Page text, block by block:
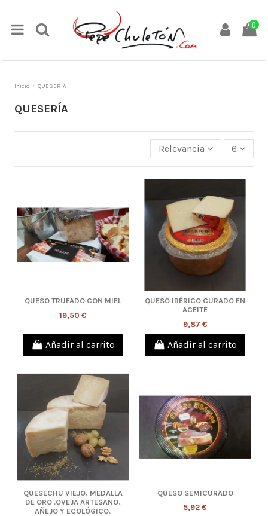
0
Inicio QUESERÍA
QUESERÍA
Relevancia 6
QUESO TRUFADO CON MIEL
19,50 €
Añadir al carrito
QUESO IBÉRICO CURADO EN
ACEITE
9,87 €
Añadir al carrito
QUESECHU VIEJO, MEDALLA
DE ORO .OVEJA ARTESANO,
AÑEJO Y ECOLÓGICO.
QUESO SEMICURADO
5,92 €